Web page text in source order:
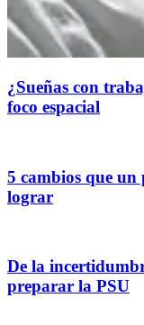
¿Sueñas con
foco espacial
5 cambios que un
lograr
De la
preparar la PSU